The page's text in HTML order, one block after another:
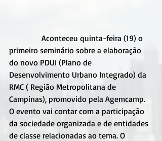
primeiro seminário sobre a elaboração
do novo PDUI (Plano de
Desenvolvimento Urbano Integrado) da
RMC ( Região Metropolitana de
Campinas), promovido pela Agemcamp.
O evento vai contar com a participação
da sociedade organizada e de entidades
de classe relacionadas ao tema. O